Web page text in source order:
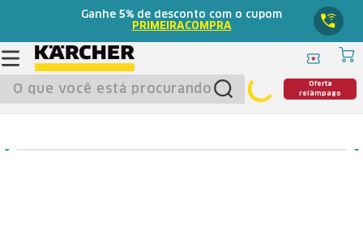
Ganhe 5% de desconto com o cupom
PRIMEIRACOMPRA
O que você está procurando?
Oferta
relâmpago